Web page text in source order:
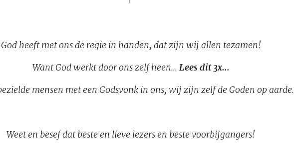
God heeft met ons de regie in handen, dat zijn wij allen tezamen!
Want God werkt door ons zelf heen... Lees dit 3x...
mensen met een Godsvonk in ons, wij zijn zelf de Goden op aarde.
Weet en besef dat beste en lieve lezers en beste voorbijgangers!